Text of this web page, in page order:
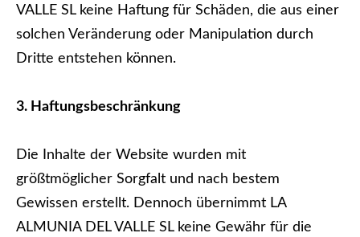
VALLE SL keine Haftung für Schäden, die aus einer
solchen Veränderung oder Manipulation durch
Dritte entstehen können.
3. Haftungsbeschränkung
Die Inhalte der Website wurden mit
größtmöglicher Sorgfalt und nach bestem
Gewissen erstellt. Dennoch übernimmt LA
ALMUNIA DEL VALLE SL keine Gewähr für die